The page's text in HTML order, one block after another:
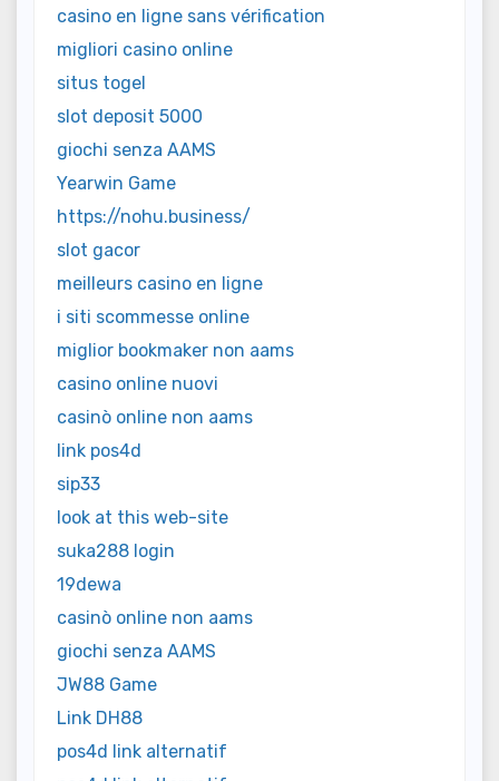
casino en ligne sans vérification
migliori casino online
situs togel
slot deposit 5000
giochi senza AAMS
Yearwin Game
https://nohu.business/
slot gacor
meilleurs casino en ligne
i siti scommesse online
miglior bookmaker non aams
casino online nuovi
casinò online non aams
link pos4d
sip33
look at this web-site
suka288 login
19dewa
casinò online non aams
giochi senza AAMS
JW88 Game
Link DH88
pos4d link alternatif